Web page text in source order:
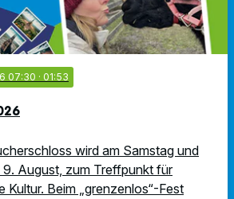
07:30 · 01:53
wird am Samstag und
August, zum Treffpunkt für
Kultur. Beim „grenzenlos“-Fest